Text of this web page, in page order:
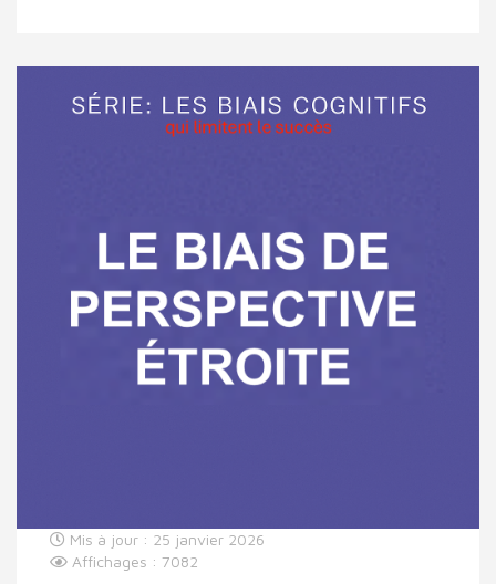
Mis à jour : 25 janvier 2026
Affichages : 7082